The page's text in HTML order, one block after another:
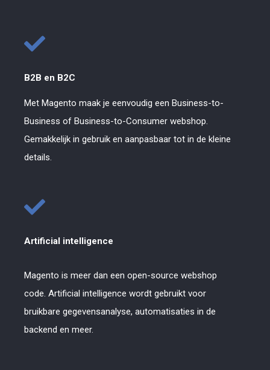
B2B en B2C
Met Magento maak je eenvoudig een Business-to-
Business of Business-to-Consumer webshop.
Gemakkelijk in gebruik en aanpasbaar tot in de kleine
details.
Artificial intelligence
Magento is meer dan een open-source webshop
code. Artificial intelligence wordt gebruikt voor
bruikbare gegevensanalyse, automatisaties in de
backend en meer.